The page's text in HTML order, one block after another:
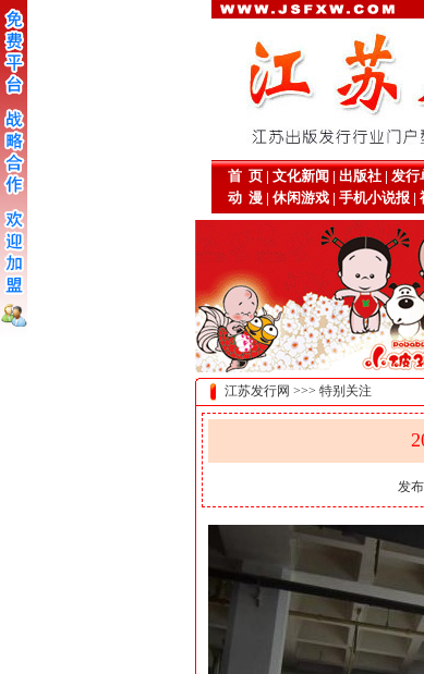
首 页| 文化新闻 | 出版社| 发行
动 漫| 休闲游戏| 手机小说报|
江苏发行网 >>> 特别关注
发